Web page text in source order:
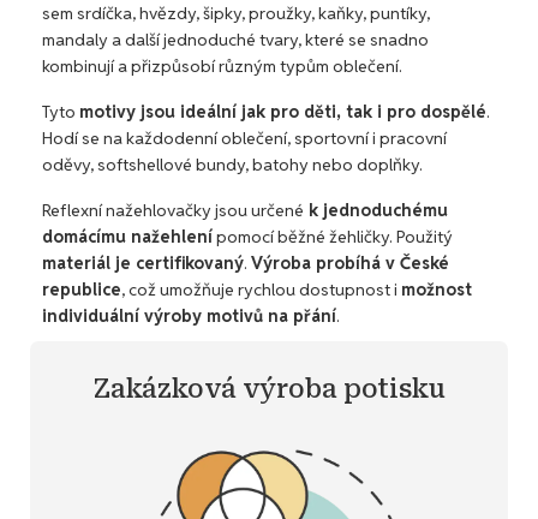
sem srdíčka, hvězdy, šipky, proužky, kaňky, puntíky,
mandaly a další jednoduché tvary, které se snadno
kombinují a přizpůsobí různým typům oblečení.
Tyto motivy jsou ideální jak pro děti, tak i pro dospělé.
Hodí se na každodenní oblečení, sportovní i pracovní
oděvy, softshellové bundy, batohy nebo doplňky.
Reflexní nažehlovačky jsou určené k jednoduchému
domácímu nažehlenípomocí běžné žehličky. Použitý
materiál je certifikovaný. Výroba probíhá v České
republice, což umožňuje rychlou dostupnost i možnost
individuální výroby motivů na přání.
Zakázková výroba potisku